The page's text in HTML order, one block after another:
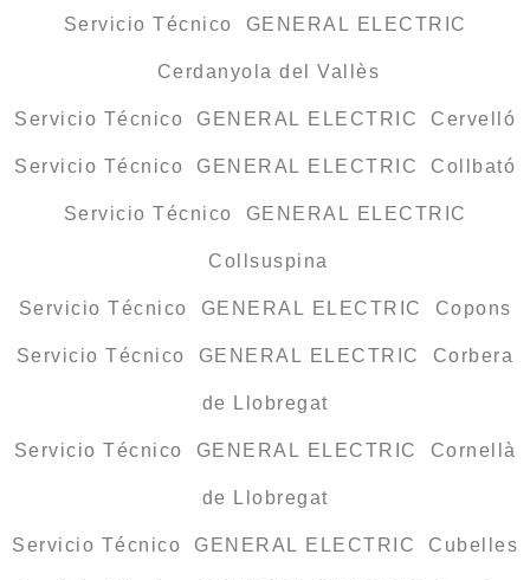
Servicio Técnico GENERAL ELECTRIC
Cerdanyola del Vallès
Servicio Técnico GENERAL ELECTRIC Cervelló
Servicio Técnico GENERAL ELECTRIC Collbató
Servicio Técnico GENERAL ELECTRIC
Collsuspina
Servicio Técnico GENERAL ELECTRIC Copons
Servicio Técnico GENERAL ELECTRIC Corbera
de Llobregat
Servicio Técnico GENERAL ELECTRIC Cornellà
de Llobregat
Servicio Técnico GENERAL ELECTRIC Cubelles